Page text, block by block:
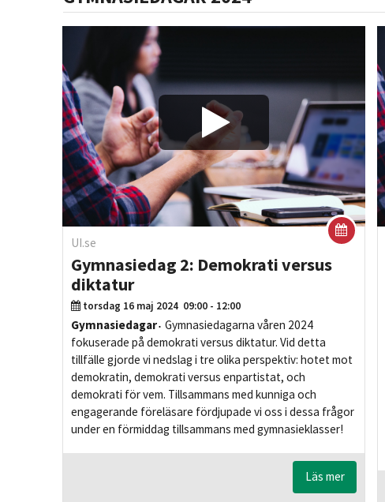
Play/Visa
UI.se
Gymnasiedag 2: Demokrati versus
diktatur
torsdag 16 maj 2024 09:00 - 12:00
Gymnasiedagar Gymnasiedagarna våren 2024
fokuserade på demokrati versus diktatur. Vid detta
tillfälle gjorde vi nedslag i tre olika perspektiv: hotet mot
demokratin, demokrati versus enpartistat, och
demokrati för vem. Tillsammans med kunniga och
engagerande föreläsare fördjupade vi oss i dessa frågor
under en förmiddag tillsammans med gymnasieklasser!
Läs mer